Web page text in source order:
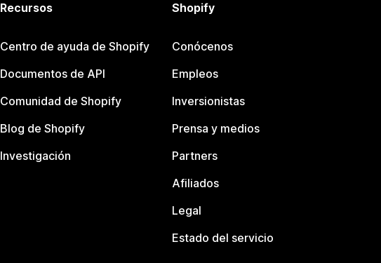
Recursos
Centro de ayuda de Shopify
Documentos de API
Comunidad de Shopify
Blog de Shopify
Investigación
Shopify
Conócenos
Empleos
Inversionistas
Prensa y medios
Partners
Afiliados
Legal
Estado del servicio